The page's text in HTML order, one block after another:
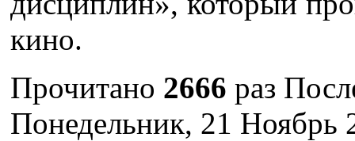
кино.
Прочитано 2666 раз
Понедельник, 21 Ноябрь